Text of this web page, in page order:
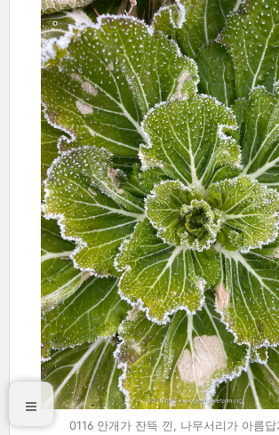
0116 안개가 잔뜩 낀, 나무서리가 아름